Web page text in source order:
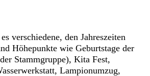
verschiedene, den Jahreszeiten
Höhepunkte wie Geburtstage der
Stammgruppe), Kita Fest,
Lampionumzug,